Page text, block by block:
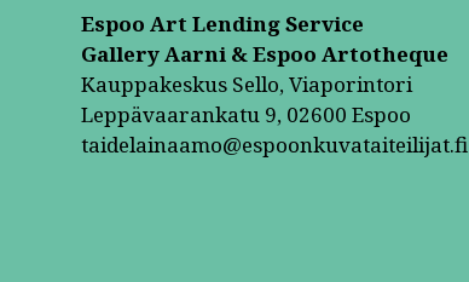
Espoo Art Lending Service
Gallery Aarni & Espoo Artotheque
Kauppakeskus Sello, Viaporintori
Leppävaarankatu 9, 02600 Espoo
taidelainaamo@espoonkuvataiteilijat.fi